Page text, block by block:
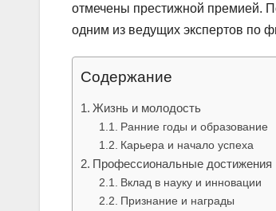
отмечены престижной премией.
одним из ведущих экспертов по
Содержание
Жизнь и молодость
Ранние годы и образование
Карьера и начало успеха
Профессиональные достижения
Вклад в науку и инновации
Признание и награды